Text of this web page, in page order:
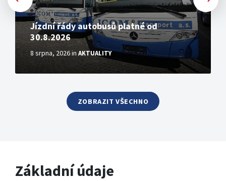
Jízdní řády autobusů platné od
30.8.2026
8 srpna, 2026in AKTUALITY
ZOBRAZIT VŠECHNO
Základní údaje